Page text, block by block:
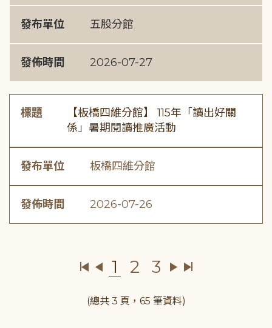
發布單位 五股分館
發佈時間 2026-07-27
標題
【板橋四維分館】 115年「讀出好關
係」暑期閱讀推廣活動
發布單位 板橋四維分館
發佈時間 2026-07-26
1 2 3
(總共 3 頁，65 筆資料)